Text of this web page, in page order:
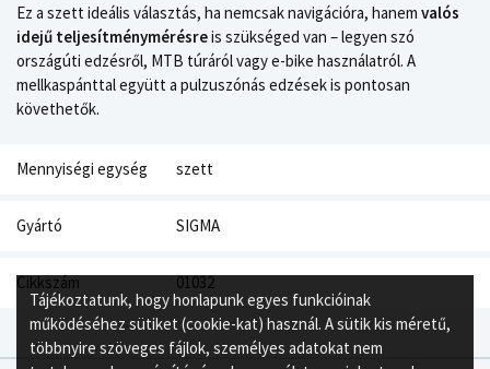
Ez a szett ideális választás, ha nemcsak navigációra, hanem valós
idejű teljesítménymérésreis szükséged van – legyen szó
országúti edzésről, MTB túráról vagy e-bike használatról. A
mellkaspánttal együtt a pulzuszónás edzések is pontosan
követhetők.
Mennyiségi egység szett
Gyártó SIGMA
Cikkszám
01032
Tájékoztatunk, hogy honlapunk egyes funkcióinak
működéséhez sütiket (cookie-kat) használ. A sütik kis méretű,
többnyire szöveges fájlok, személyes adatokat nem